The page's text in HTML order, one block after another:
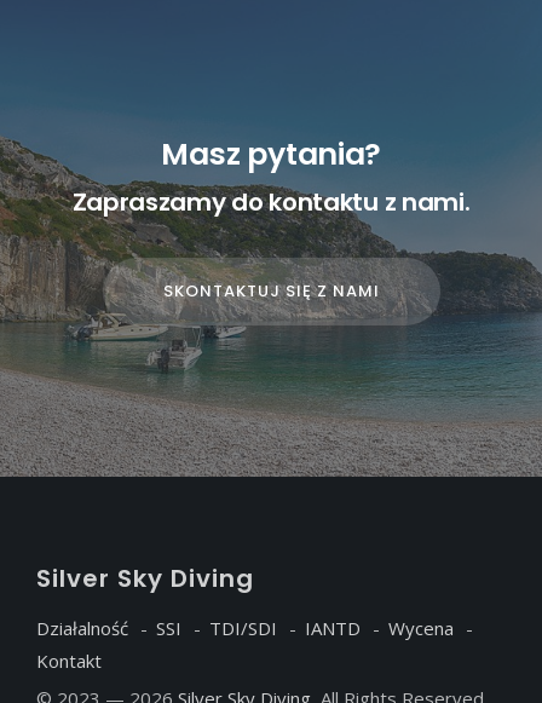
Masz pytania?
Zapraszamy do kontaktu z nami.
SKONTAKTUJ SIĘ Z NAMI
Silver Sky Diving
Działalność SSI TDI/SDI IANTD
Wycena
Kontakt
© 2023 — 2026 Silver Sky Diving , All Rights Reserved.